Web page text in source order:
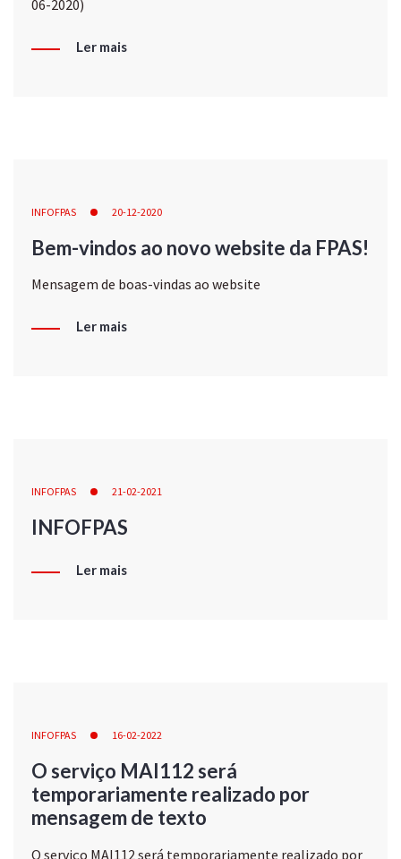
06-2020)
Ler mais
INFOFPAS 20-12-2020
Bem-vindos ao novo website da FPAS!
Mensagem de boas-vindas ao website
Ler mais
INFOFPAS 21-02-2021
INFOFPAS
Ler mais
INFOFPAS 16-02-2022
O serviço MAI112 será
temporariamente realizado por
mensagem de texto
O serviço MAI112 será temporariamente realizado por